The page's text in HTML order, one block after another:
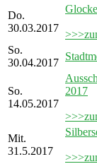
Do.
30.03.2017
So.
30.04.2017
So.
14.05.2017
2017
Mit.
31.5.2017